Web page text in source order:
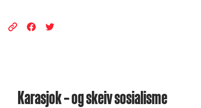
Karasjok – og skeiv sosialisme